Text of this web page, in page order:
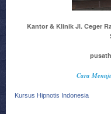
Kantor & Klinik Jl. Ceger
Cara
Kursus Hipnotis Indonesia